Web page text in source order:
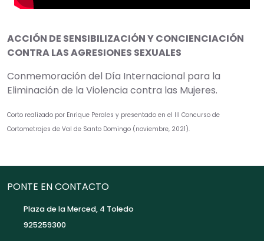
ACCIÓN DE SENSIBILIZACIÓN Y CONCIENCIACIÓN
CONTRA LAS AGRESIONES SEXUALES
Conmemoración del Día Internacional para la
Eliminación de la Violencia contra las Mujeres.
Corto realizado por Enrique Perales y presentado en el III Concurso de
Cortometrajes de Val de Santo Domingo (noviembre, 2021).
PONTE EN CONTACTO
Plaza de la Merced, 4 Toledo
925259300